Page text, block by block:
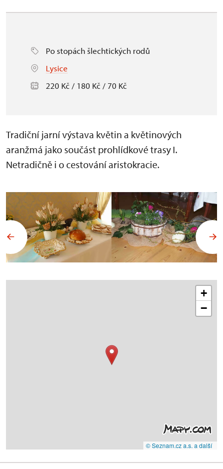
Po stopách šlechtických rodů
Lysice
220 Kč / 180 Kč / 70 Kč
Tradiční jarní výstava květin a květinových
aranžmá jako součást prohlídkové trasy I.
Netradičně i o cestování aristokracie.
+
−
© Seznam.cz a.s. a další